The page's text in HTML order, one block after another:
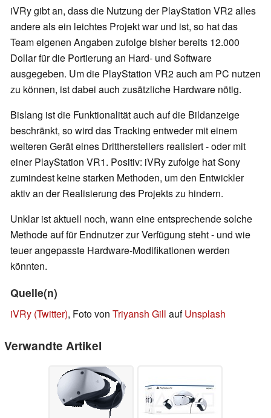
iVRy gibt an, dass die Nutzung der PlayStation VR2 alles
andere als ein leichtes Projekt war und ist, so hat das
Team eigenen Angaben zufolge bisher bereits 12.000
Dollar für die Portierung an Hard- und Software
ausgegeben. Um die PlayStation VR2 auch am PC nutzen
zu können, ist dabei auch zusätzliche Hardware nötig.
Bislang ist die Funktionalität auch auf die Bildanzeige
beschränkt, so wird das Tracking entweder mit einem
weiteren Gerät eines Drittherstellers realisiert - oder mit
einer PlayStation VR1. Positiv: iVRy zufolge hat Sony
zumindest keine starken Methoden, um den Entwickler
aktiv an der Realisierung des Projekts zu hindern.
Unklar ist aktuell noch, wann eine entsprechende solche
Methode auf für Endnutzer zur Verfügung steht - und wie
teuer angepasste Hardware-Modifikationen werden
könnten.
Quelle(n)
iVRy (Twitter), Foto von Triyansh Gill aufUnsplash
Verwandte Artikel